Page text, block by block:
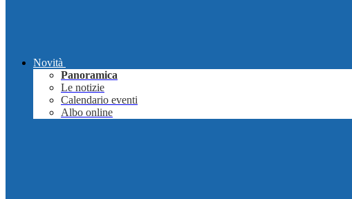
Novità
Panoramica
Le notizie
Calendario eventi
Albo online